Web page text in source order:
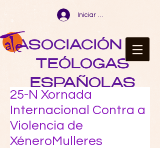
Iniciar sesión
ASOCIACIÓN DE
TEÓLOGAS
ESPAÑOLAS
25-N Xornada
Internacional Contra a
Violencia de
XéneroMulleres